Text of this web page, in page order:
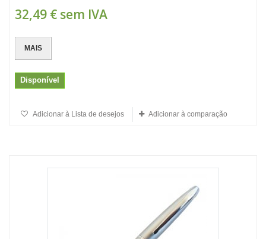
32,49 € sem IVA
MAIS
Disponível
Adicionar à Lista de desejos Adicionar à comparação